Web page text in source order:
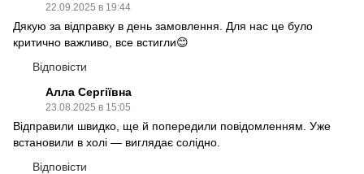
22.09.2025 в 19:44
Дякую за відправку в день замовлення. Для нас це було
критично важливо, все встигли😊
Відповісти
Алла Сергіївна
23.08.2025 в 15:05
Відправили швидко, ще й попередили повідомленням. Уже
встановили в холі — виглядає солідно.
Відповісти